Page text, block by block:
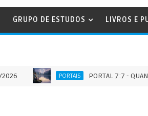
GRUPO DE ESTUDOS LIVROS E
PORTAIS PORTAL 7:7 - QUANDO A